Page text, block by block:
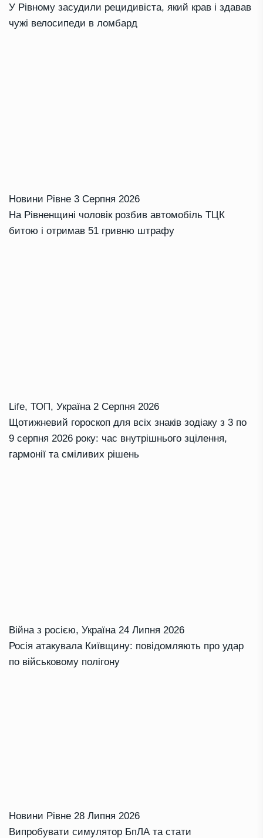
У Рівному засудили рецидивіста, який крав і здавав
чужі велосипеди в ломбард
Новини Рівне 3 Серпня 2026
На Рівненщині чоловік розбив автомобіль ТЦК
битою і отримав 51 гривню штрафу
Life, ТОП, Україна 2 Серпня 2026
Щотижневий гороскоп для всіх знаків зодіаку з 3 по
9 серпня 2026 року: час внутрішнього зцілення,
гармонії та сміливих рішень
Війна з росією, Україна 24 Липня 2026
Росія атакувала Київщину: повідомляють про удар
по військовому полігону
Новини Рівне 28 Липня 2026
Випробувати симулятор БпЛА та стати